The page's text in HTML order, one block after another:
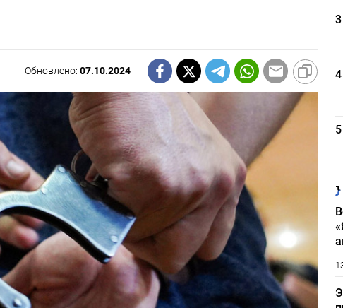
Обновлено:07.10.2024
3
4
5